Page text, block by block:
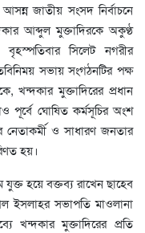
জাতীয় সংসদ নির্বাচনে
আব্দুল মুক্তাদিরকে অকুণ্ঠ
সিলেট নগরীর
সভায় সংগঠনটির পক্ষ
খন্দকার মুক্তাদিরের প্রধান
পূর্বে ঘোষিত কর্মসূচির অংশ
নেতাকর্মী ও সাধারণ জনতার
হয়।
হয়ে বক্তব্য রাখেন ছাহেব
ইসলাহর সভাপতি মাওলানা
খন্দকার মুক্তাদিরের প্রতি